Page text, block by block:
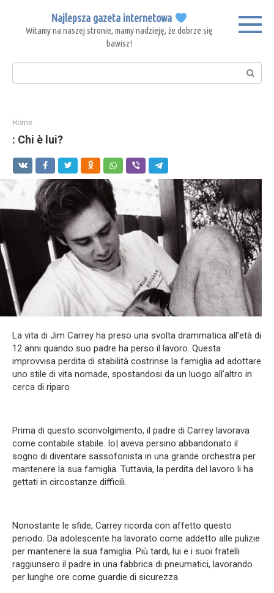
content
Najlepsza gazeta internetowa
Witamy na naszej stronie, mamy nadzieję, że dobrze się
bawisz!
Search:
Home
: Chi è lui?
La vita di Jim Carrey ha preso una svolta drammatica all’età di
12 anni quando suo padre ha perso il lavoro. Questa
improvvisa perdita di stabilità costrinse la famiglia ad adottare
uno stile di vita nomade, spostandosi da un luogo all’altro in
cerca di riparo
Prima di questo sconvolgimento, il padre di Carrey lavorava
come contabile stabile. Io| aveva persino abbandonato il
sogno di diventare sassofonista in una grande orchestra per
mantenere la sua famiglia. Tuttavia, la perdita del lavoro li ha
gettati in circostanze difficili.
Nonostante le sfide, Carrey ricorda con affetto questo
periodo. Da adolescente ha lavorato come addetto alle pulizie
per mantenere la sua famiglia. Più tardi, lui e i suoi fratelli
raggiunsero il padre in una fabbrica di pneumatici, lavorando
per lunghe ore come guardie di sicurezza.